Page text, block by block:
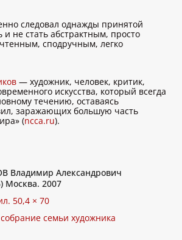
следовал однажды принятой
и не стать абстрактным, просто
сподручным, легко
— художник, человек, критик,
искусства, который всегда
течению, оставаясь
заражающих большую часть
(ncca.ru).
Владимир Александрович
Москва. 2007
50,4 × 70
семьи художника